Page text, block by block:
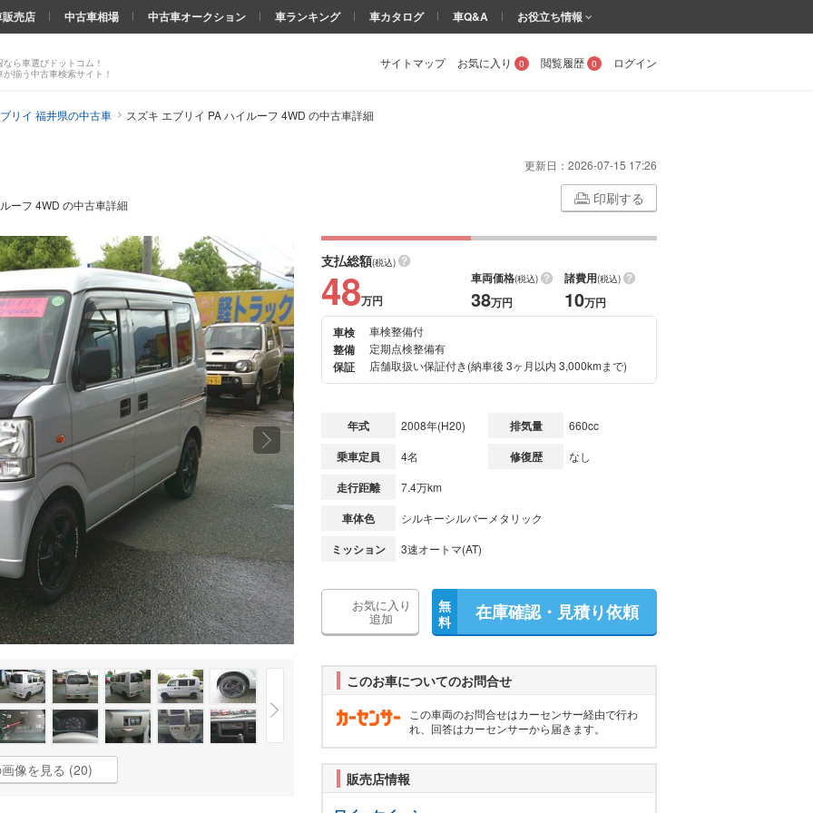
ら車選びドットコム！
揃う中古車検索サイト！
サイトマップ お気に入り 0 閲覧履歴 0 ログイン
売店 中古車相場 中古車オークション 車ランキング 車カタログ 車Q&A お役立ち情報
リイ 福井県の中古車 スズキ エブリイ PA ハイルーフ 4WD の中古車詳細
更新日： 2026-07-15 17:26
ーフ 4WD の中古車詳細 印刷する
次の
画像
像を見る (20)
支払総額(税込)
48万円
車両価格(税込)
38万円
諸費用(税込)
10万円
車検
車検整備付
整備 定期点検整備有
保証 店舗取扱い保証付き(納車後 3ヶ月以内 3,000kmまで)
年式 2008年(H20) 排気量 660cc
乗車定員 4名 修復歴 なし
走行距離 7.4万km
車体色 シルキーシルバーメタリック
ミッション 3速オートマ(AT)
お気に入り
追加
無
料
在庫確認・見積り依頼
このお車についてのお問合せ
この車両のお問合せはカーセンサー経由で行わ
れ、回答はカーセンサーから届きます。
販売店情報